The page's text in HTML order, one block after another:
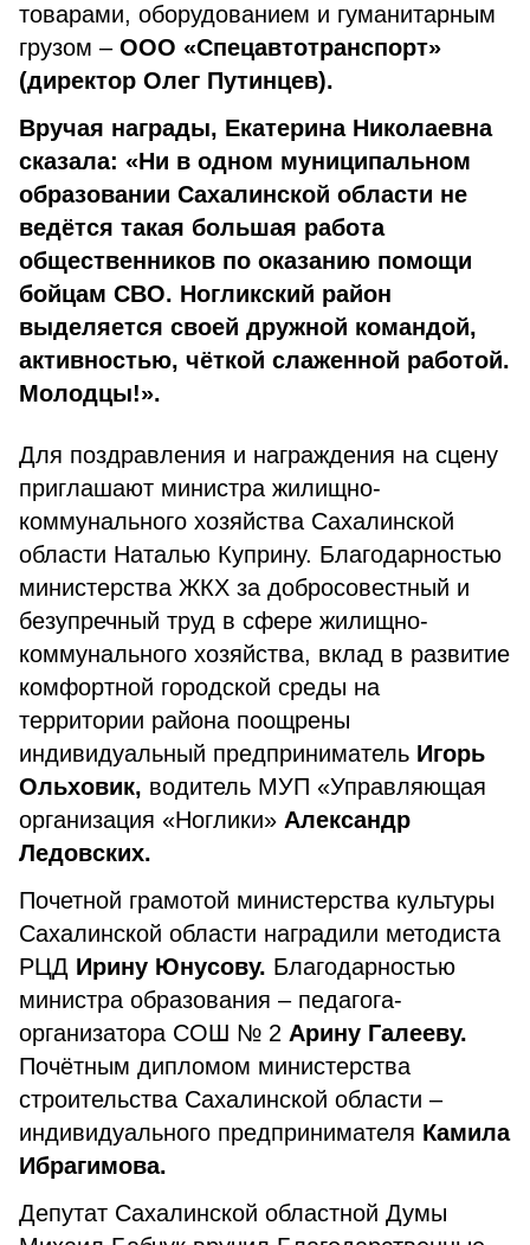
товарами, оборудованием и гуманитарным
грузом – ООО «Спецавтотранспорт»
(директор Олег Путинцев).
Вручая награды, Екатерина Николаевна
сказала: «Ни в одном муниципальном
образовании Сахалинской области не
ведётся такая большая работа
общественников по оказанию помощи
бойцам СВО. Ногликский район
выделяется своей дружной командой,
активностью, чёткой слаженной работой.
Молодцы!».
Для поздравления и награждения на сцену
приглашают министра жилищно-
коммунального хозяйства Сахалинской
области Наталью Куприну. Благодарностью
министерства ЖКХ за добросовестный и
безупречный труд в сфере жилищно-
коммунального хозяйства, вклад в развитие
комфортной городской среды на
территории района поощрены
индивидуальный предприниматель Игорь
Ольховик, водитель МУП «Управляющая
организация «Ноглики» Александр
Ледовских.
Почетной грамотой министерства культуры
Сахалинской области наградили методиста
РЦД Ирину Юнусову. Благодарностью
министра образования – педагога-
организатора СОШ № 2 Арину Галееву.
Почётным дипломом министерства
строительства Сахалинской области –
индивидуального предпринимателя Камила
Ибрагимова.
Депутат Сахалинской областной Думы